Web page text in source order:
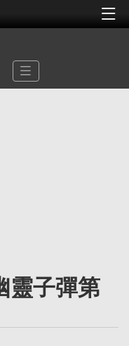
靈子彈第